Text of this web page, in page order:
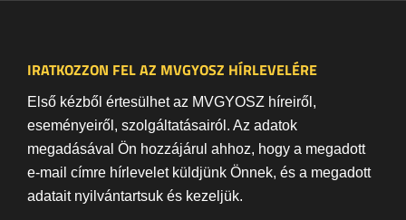
IRATKOZZON FEL AZ MVGYOSZ HÍRLEVELÉRE
Első kézből értesülhet az MVGYOSZ híreiről,
eseményeiről, szolgáltatásairól. Az adatok
megadásával Ön hozzájárul ahhoz, hogy a megadott
e-mail címre hírlevelet küldjünk Önnek, és a megadott
adatait nyilvántartsuk és kezeljük.